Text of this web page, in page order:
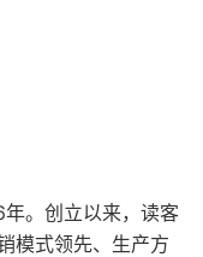
家喻户晓的世界
塞凭借此书获得
贝尔文学奖；半
。创立以来，读客
模式领先、生产方